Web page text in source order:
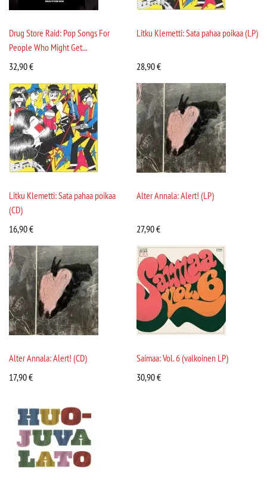
Drug Store Raid: Pop Songs For
People Who Might Get...
32,90€
Litku Klemetti: Sata pahaa poikaa (LP)
28,90€
Litku Klemetti: Sata pahaa poikaa
(CD)
16,90€
Alter Annala: Alert! (LP)
27,90€
Alter Annala: Alert! (CD)
17,90€
Saimaa: Vol. 6 (valkoinen LP)
30,90€